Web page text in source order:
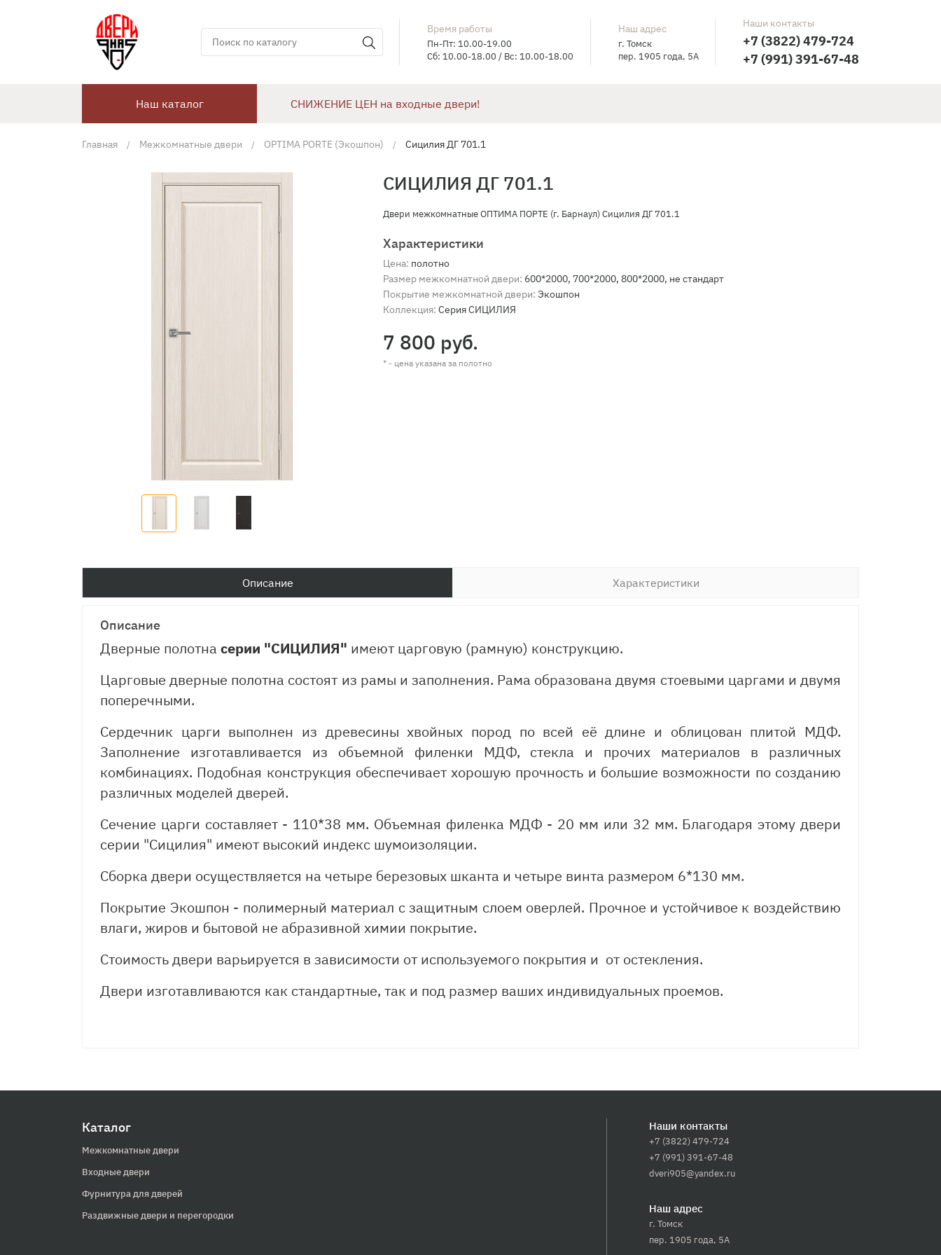
Время работы
Пн-Пт: 10.00-19.00
Сб: 10.00-18.00 / Вс: 10.00-18.00
Наш адрес
г. Томск
пер. 1905 года, 5А
Наши контакты
+7 (3822) 479-724
+7 (991) 391-67-48
Наш каталог СНИЖЕНИЕ ЦЕН на входные двери!
Главная Межкомнатные двери OPTIMA PORTE (Экошпон) Сицилия ДГ 701.1
СИЦИЛИЯ ДГ 701.1
Двери межкомнатные ОПТИМА ПОРТЕ (г. Барнаул) Сицилия ДГ 701.1
Характеристики
Цена: полотно
Размер межкомнатной двери: 600*2000, 700*2000, 800*2000, не стандарт
Покрытие межкомнатной двери: Экошпон
Коллекция: Серия СИЦИЛИЯ
7 800 руб.
* - цена указана за полотно
Описание Характеристики
Описание
Дверные полотна серии "СИЦИЛИЯ" имеют царговую (рамную) конструкцию.
Царговые дверные полотна состоят из рамы и заполнения. Рама образована двумя стоевыми царгами и двумя
поперечными.
Сердечник царги выполнен из древесины хвойных пород по всей её длине и облицован плитой МДФ.
Заполнение изготавливается из объемной филенки МДФ, стекла и прочих материалов в различных
комбинациях. Подобная конструкция обеспечивает хорошую прочность и большие возможности по созданию
различных моделей дверей.
Сечение царги составляет - 110*38 мм. Объемная филенка МДФ - 20 мм или 32 мм. Благодаря этому двери
серии "Сицилия" имеют высокий индекс шумоизоляции.
Сборка двери осуществляется на четыре березовых шканта и четыре винта размером 6*130 мм.
Покрытие Экошпон - полимерный материал с защитным слоем оверлей. Прочное и устойчивое к воздействию
влаги, жиров и бытовой не абразивной химии покрытие.
Стоимость двери варьируется в зависимости от используемого покрытия и от остекления.
Двери изготавливаются как стандартные, так и под размер ваших индивидуальных проемов.
Каталог
Межкомнатные двери
Входные двери
Фурнитура для дверей
Раздвижные двери и перегородки
Наши контакты
+7 (3822) 479-724
+7 (991) 391-67-48
dveri905@yandex.ru
Наш адрес
г. Томск
пер. 1905 года, 5А